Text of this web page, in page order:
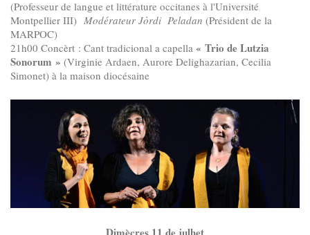
(Professeur de langue et littérature occitanes à l'Université
Montpellier III) Modérateur Jòrdi Peladan (Président de la
MARPOC)
21h00 Concèrt : Cant tradicional a capella « Trio de Lutzia
Sonorum » (Virginie Ardaen, Aurore Delighazarian, Cecilia
Simonet) à la maison diocésaine